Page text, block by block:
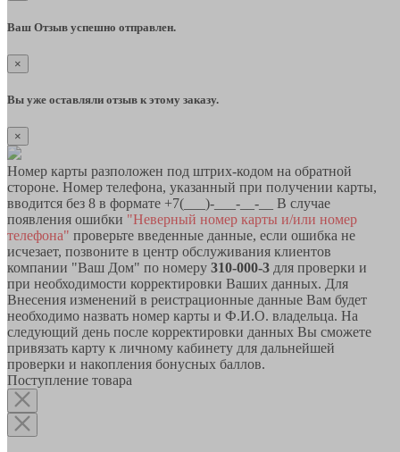
Ваш Отзыв успешно отправлен.
×
Вы уже оставляли отзыв к этому заказу.
×
Номер карты разположен под штрих-кодом на обратной
стороне. Номер телефона, указанный при получении карты,
вводится без 8 в формате +7(___)-___-__-__ В случае
появления ошибки "Неверный номер карты и/или номер
телефона" проверьте введенные данные, если ошибка не
исчезает, позвоните в центр обслуживания клиентов
компании "Ваш Дом" по номеру 310-000-3 для проверки и
при необходимости корректировки Ваших данных. Для
Внесения изменений в реистрационные данные Вам будет
необходимо назвать номер карты и Ф.И.О. владельца. На
следующий день после корректировки данных Вы сможете
привязать карту к личному кабинету для дальнейшей
проверки и накопления бонусных баллов.
Поступление товара